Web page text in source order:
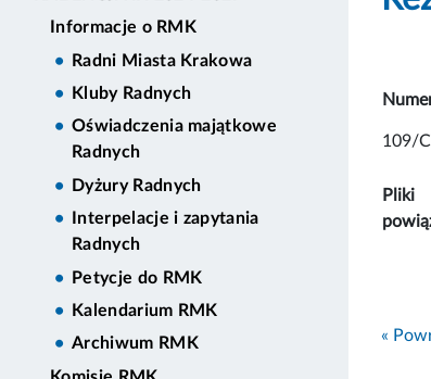
Informacje o RMK
Radni Miasta Krakowa
Kluby Radnych
Oświadczenia majątkowe
Radnych
Dyżury Radnych
Interpelacje i zapytania
Radnych
Petycje do RMK
Kalendarium RMK
Archiwum RMK
109/
Pliki
«